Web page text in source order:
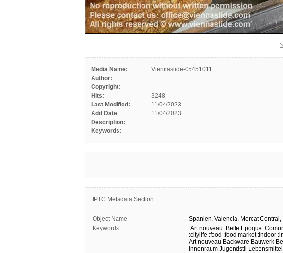
Media Name:
Viennaslide-05451011
Author:
Copyright:
Hits:
3248
Last Modified:
11/04/2023
Add Date
11/04/2023
Description:
Keywords:
IPTC Metadata Section
Object Name Spanien, Valencia, Mercat Central,
Keywords
:Art nouveau :Belle Epoque
:citylife :food :food market :indoor
Art nouveau Backware Bauwerk
Innenraum Jugendstil Lebensmittel